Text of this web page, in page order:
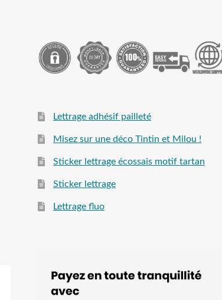
Lettrage adhésif pailleté
Misez sur une déco Tintin et Milou !
Sticker lettrage écossais motif tartan
Sticker lettrage
Lettrage fluo